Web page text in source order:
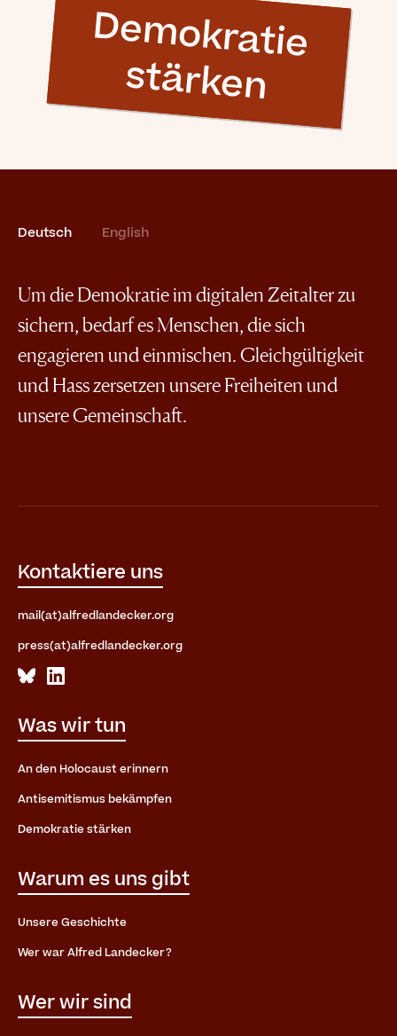
D
e
m
o
k
ra
tie
stä
rk
e
n
Deutsch English
Um die Demokratie im digitalen Zeitalter zu
sichern, bedarf es Menschen, die sich
engagieren und einmischen. Gleichgültigkeit
und Hass zersetzen unsere Freiheiten und
unsere Gemeinschaft.
Kontaktiere uns
mail(at)alfredlandecker.org
press(at)alfredlandecker.org
Was wir tun
An den Holocaust erinnern
Antisemitismus bekämpfen
Demokratie stärken
Warum es uns gibt
Unsere Geschichte
Wer war Alfred Landecker?
Wer wir sind